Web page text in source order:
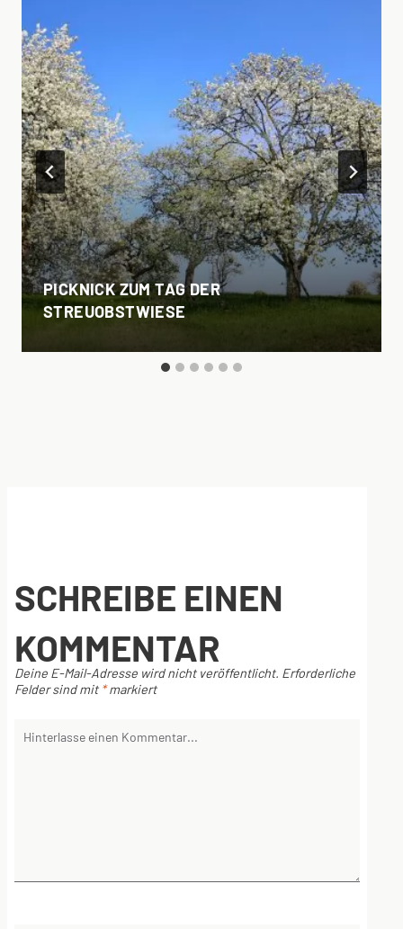
PICKNICK ZUM TAG DER
STREUOBSTWIESE
SCHREIBE EINEN
KOMMENTAR
Deine E-Mail-Adresse wird nicht veröffentlicht. Erforderliche
Felder sind mit *markiert